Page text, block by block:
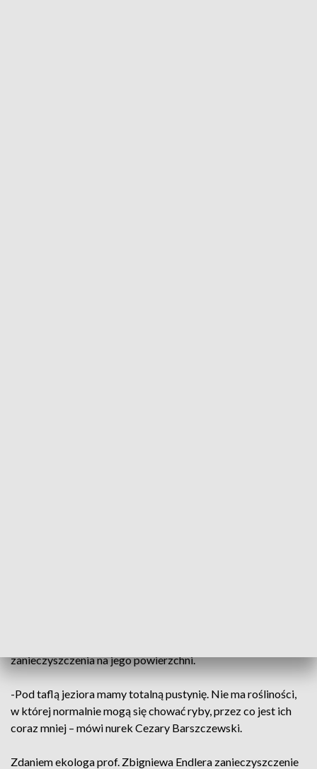
zanieczyszczenia na jego powierzchni.
-Pod taflą jeziora mamy totalną pustynię. Nie ma rośliności,
w której normalnie mogą się chować ryby, przez co jest ich
coraz mniej – mówi nurek Cezary Barszczewski.
Zdaniem ekologa prof. Zbigniewa Endlera zanieczyszczenie